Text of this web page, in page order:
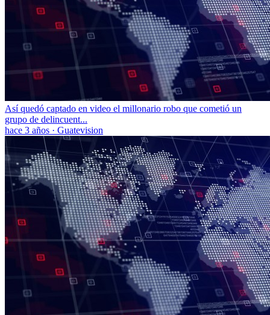
Así quedó captado en video el millonario robo que cometió un
grupo de delincuent...
hace 3 años · Guatevision